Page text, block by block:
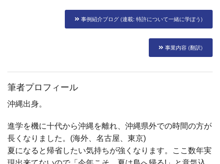
事例紹介ブログ (連載: 特許について一緒に学ぼう)
事業内容 (翻訳)
筆者プロフィール
沖縄出身。
進学を機に十代から沖縄を離れ、沖縄県外での時間の方が
長くなりました。(海外、名古屋、東京)
夏になると帰省したい気持ちが強くなります。ここ数年実